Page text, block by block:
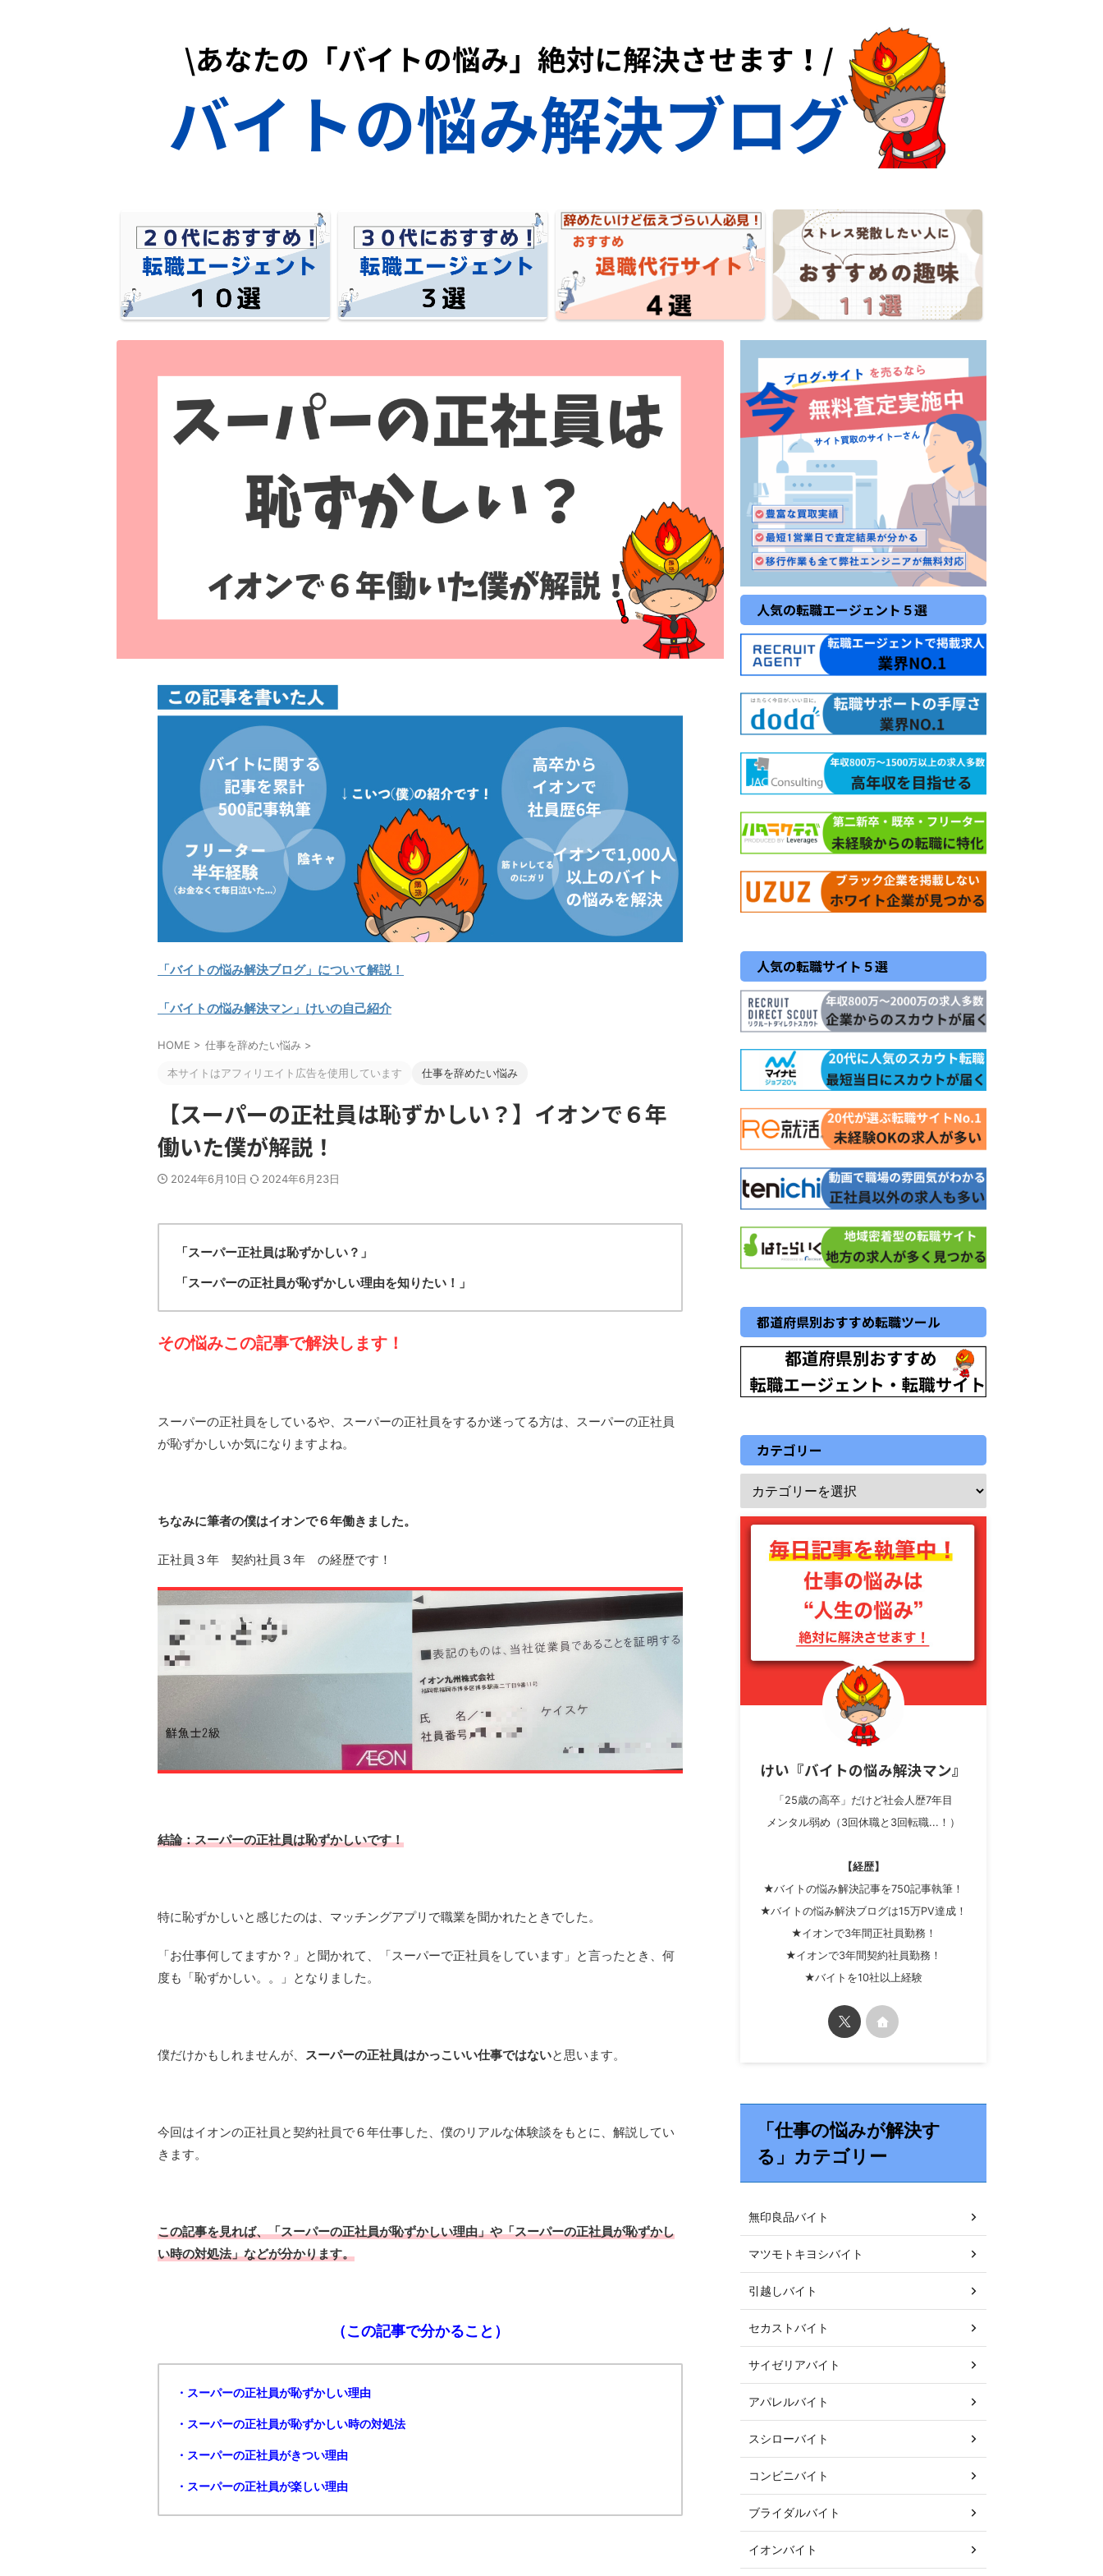
「バイトの悩み解決ブログ」について解説！
「バイトの悩み解決マン」けいの自己紹介
HOME > 仕事を辞めたい悩み >
本サイトはアフィリエイト広告を使用しています 仕事を辞めたい悩み
【スーパーの正社員は恥ずかしい？】イオンで６年
働いた僕が解説！
2024年6月10日 2024年6月23日
「スーパー正社員は恥ずかしい？ 」
「スーパーの正社員が恥ずかしい理由を知りたい！ 」
その悩みこの記事で解決します！
スーパーの正社員をしているや、スーパーの正社員をするか迷ってる方は、スーパーの正社員
が恥ずかしいか気になりますよね。
ちなみに筆者の僕はイオンで６年働きました。
正社員３年 契約社員３年 の経歴です！
結論：スーパーの正社員は恥ずかしいです！
特に恥ずかしいと感じたのは、マッチングアプリで職業を聞かれたときでした。
「お仕事何してますか？」と聞かれて、「スーパーで正社員をしています」と言ったとき、何
度も「恥ずかしい。。」となりました。
僕だけかもしれませんが、 スーパーの正社員はかっこいい仕事ではないと思います。
今回はイオンの正社員と契約社員で６年仕事した、僕のリアルな体験談をもとに、解説してい
きます。
この記事を見れば、「スーパーの正社員が恥ずかしい理由」や「スーパーの正社員が恥ずかし
い時の対処法」などが分かります。
（この記事で分かること）
・スーパーの正社員が恥ずかしい理由
・スーパーの正社員が恥ずかしい時の対処法
・スーパーの正社員がきつい理由
・スーパーの正社員が楽しい理由
人気の転職エージェント５選
人気の転職サイト５選
都道府県別おすすめ転職ツール
カテゴリー
けい『バイトの悩み解決マン』
「25歳の高卒」だけど社会人歴7年目
メンタル弱め（3回休職と3回転職...！）
【経歴】
★バイトの悩み解決記事を750記事執筆！
★バイトの悩み解決ブログは15万PV達成！
★イオンで3年間正社員勤務！
★イオンで3年間契約社員勤務！
★バイトを10社以上経験
「仕事の悩みが解決す
る」カテゴリー
無印良品バイト
マツモトキヨシバイト
引越しバイト
セカストバイト
サイゼリアバイト
アパレルバイト
スシローバイト
コンビニバイト
ブライダルバイト
イオンバイト